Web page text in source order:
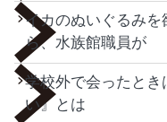
イカのぬいぐるみを
ら、水族館職員が
学校外で会ったと
い』とは